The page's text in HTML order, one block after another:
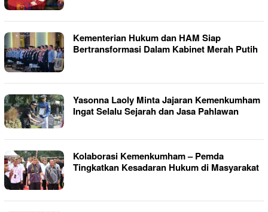
Kementerian Hukum dan HAM Siap
Bertransformasi Dalam Kabinet Merah Putih
Yasonna Laoly Minta Jajaran Kemenkumham
Ingat Selalu Sejarah dan Jasa Pahlawan
Kolaborasi Kemenkumham – Pemda
Tingkatkan Kesadaran Hukum di Masyarakat